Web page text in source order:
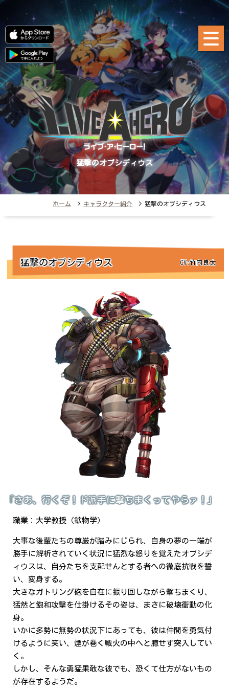
猛撃のオブシディウス
ホーム > キャラクター紹介 > 猛撃のオブシディウス
猛撃のオブシディウス CV:竹内良太
「さあ、行くぞ！ド派手に撃ちまくってやらァ！」
職業：大学教授（鉱物学）
大事な後輩たちの尊厳が踏みにじられ、自身の夢の一端が
勝手に解析されていく状況に猛烈な怒りを覚えたオブシデ
ィウスは、自分たちを支配せんとする者への徹底抗戦を誓
い、変身する。
大きなガトリング砲を自在に振り回しながら撃ちまくり、
猛然と飽和攻撃を仕掛けるその姿は、まさに破壊衝動の化
身。
いかに多勢に無勢の状況下にあっても、彼は仲間を勇気付
けるように笑い、煙が巻く戦火の中へと臆せず突入してい
く。
しかし、そんな勇猛果敢な彼でも、恐くて仕方がないもの
が存在するようだ。